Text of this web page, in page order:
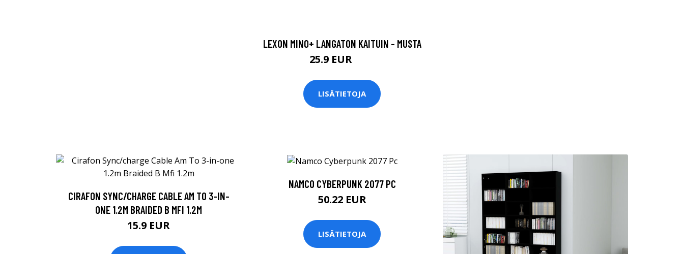
LEXON MINO+ LANGATON KAITUIN - MUSTA
25.9 EUR
LISÄTIETOJA
CIRAFON SYNC/CHARGE CABLE AM TO 3-IN-
ONE 1.2M BRAIDED B MFI 1.2M
15.9 EUR
NAMCO CYBERPUNK 2077 PC
50.22 EUR
LISÄTIETOJA